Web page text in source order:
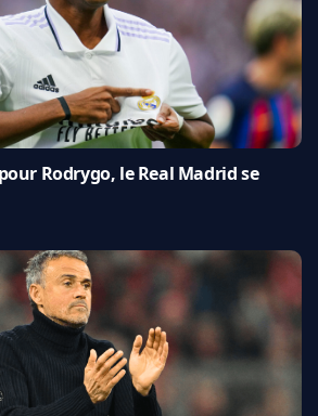
Rodrygo, le Real Madrid se